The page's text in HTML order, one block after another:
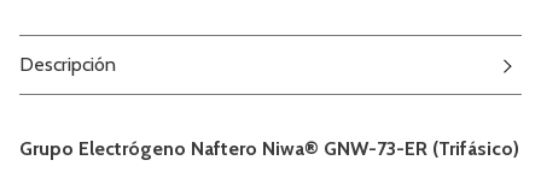
Descripción
Grupo Electrógeno Naftero Niwa® GNW-73-ER (Trifásico)